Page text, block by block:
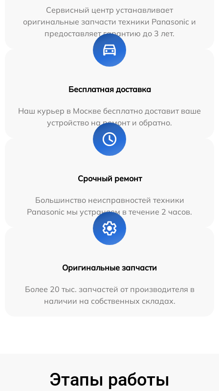
Сервисный центр устанавливает
оригинальные запчасти техники Panasonic и
предоставляет гарантию до 3 лет.
Бесплатная доставка
Наш курьер в Москве бесплатно доставит ваше
устройство на ремонт и обратно.
Срочный ремонт
Большинство неисправностей техники
Panasonic мы устраняем в течение 2 часов.
Оригинальные запчасти
Более 20 тыс. запчастей от производителя в
наличии на собственных складах.
Этапы работы